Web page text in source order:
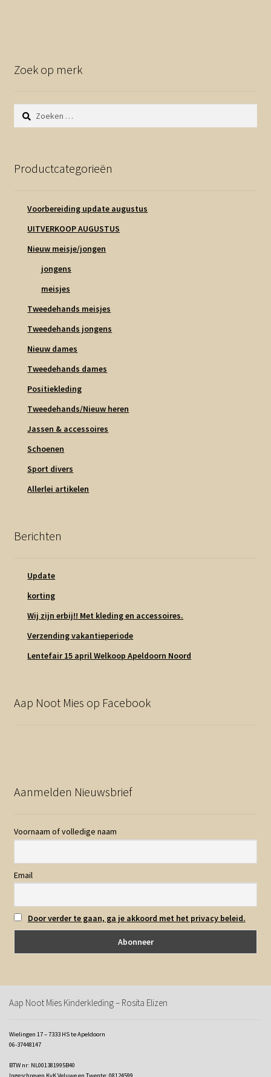
Zoek op merk
Zoeken
naar:
Productcategorieën
Voorbereiding update augustus
UITVERKOOP AUGUSTUS
Nieuw meisje/jongen
jongens
meisjes
Tweedehands meisjes
Tweedehands jongens
Nieuw dames
Tweedehands dames
Positiekleding
Tweedehands/Nieuw heren
Jassen & accessoires
Schoenen
Sport divers
Allerlei artikelen
Berichten
Update
korting
Wij zijn erbij!! Met kleding en accessoires.
Verzending vakantieperiode
Lentefair 15 april Welkoop Apeldoorn Noord
Aap Noot Mies op Facebook
Aanmelden Nieuwsbrief
Voornaam of volledige naam
Email
Door verder te gaan, ga je akkoord met het privacy beleid.
Aap Noot Mies Kinderkleding – Rosita Elizen
Wielingen 17 – 7333 HS te Apeldoorn
06-37448147
BTW nr: NL001381995B40